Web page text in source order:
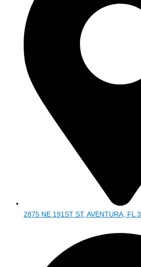
2875 NE 191ST ST, AVENTURA,